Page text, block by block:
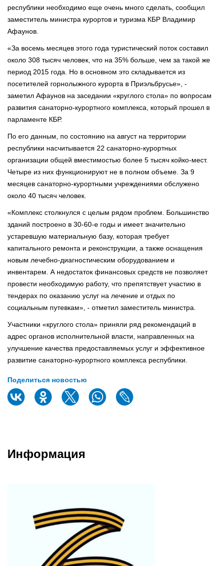
республики необходимо еще очень много сделать, сообщил
заместитель министра курортов и туризма КБР Владимир
Афаунов.
«За восемь месяцев этого года туристический поток составил
около 308 тысяч человек, что на 35% больше, чем за такой же
период 2015 года. Но в основном это складывается из
посетителей горнолыжного курорта в Приэльбрусье», -
заметил Афаунов на заседании «круглого стола» по вопросам
развития санаторно-курортного комплекса, который прошел в
парламенте КБР.
По его данным, по состоянию на август на территории
республики насчитывается 22 санаторно-курортных
организации общей вместимостью более 5 тысяч койко-мест.
Четыре из них функционируют не в полном объеме. За 9
месяцев санаторно-курортными учреждениями обслужено
около 40 тысяч человек.
«Комплекс столкнулся с целым рядом проблем. Большинство
зданий построено в 30-60-е годы и имеет значительно
устаревшую материальную базу, которая требует
капитального ремонта и реконструкции, а также оснащения
новым лечебно-диагностическим оборудованием и
инвентарем. А недостаток финансовых средств не позволяет
провести необходимую работу, что препятствует участию в
тендерах по оказанию услуг на лечение и отдых по
социальным путевкам», - отметил заместитель министра.
Участники «круглого стола» приняли ряд рекомендаций в
адрес органов исполнительной власти, направленных на
улучшение качества предоставляемых услуг и эффективное
развитие санаторно-курортного комплекса республики.
Поделиться новостью
Информация